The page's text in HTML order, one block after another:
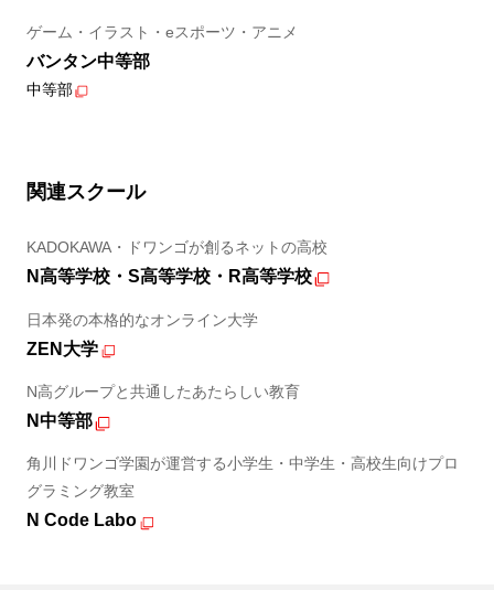
ゲーム・イラスト・eスポーツ・アニメ
バンタン中等部
中等部
関連スクール
KADOKAWA・ドワンゴが創るネットの高校
N高等学校・S高等学校・R高等学校
日本発の本格的なオンライン大学
ZEN大学
N高グループと共通したあたらしい教育
N中等部
角川ドワンゴ学園が運営する小学生・中学生・高校生向けプロ
グラミング教室
N Code Labo